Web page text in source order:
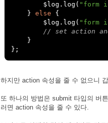
        $log
. log ( "form
} else
{
        $log
. log ( "form
// set action
}
};
하지만 action 속성을 줄 수 없으니
또 하나의 방법은 submit 타입의 버
러면 action 속성을 줄 수 있다.